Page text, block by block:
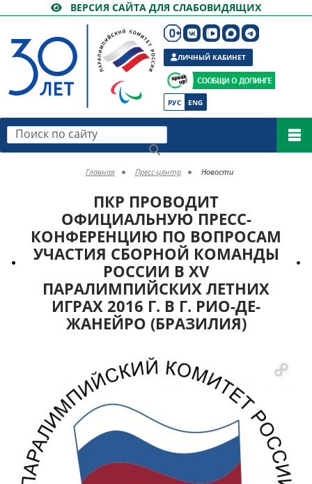
ВЕРСИЯ САЙТА ДЛЯ СЛАБОВИДЯЩИХ
РУС ENG
ЛИЧНЫЙ КАБИНЕТ
Поиск по сайту
Главная Пресс-центр Новости
ПКР ПРОВОДИТ
ОФИЦИАЛЬНУЮ ПРЕСС-
КОНФЕРЕНЦИЮ ПО ВОПРОСАМ
УЧАСТИЯ СБОРНОЙ КОМАНДЫ
РОССИИ В XV
ПАРАЛИМПИЙСКИХ ЛЕТНИХ
ИГРАХ 2016 Г. В Г. РИО-ДЕ-
ЖАНЕЙРО (БРАЗИЛИЯ)